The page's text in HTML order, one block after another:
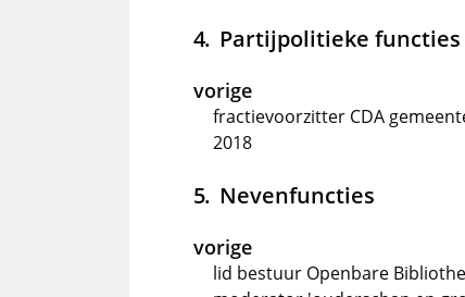
Partijpolitieke functies
vorige
fractievoorzitter CDA
2018
Nevenfuncties
vorige
lid bestuur Openbare